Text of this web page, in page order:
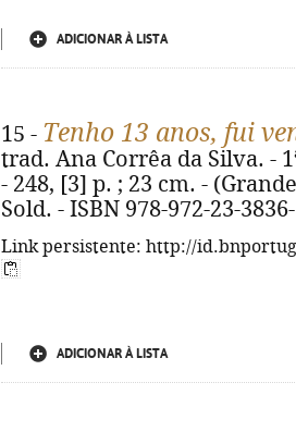
ADICIONAR À LISTA
15 - Tenho 13 anos, fui
trad. Ana Corrêa da Silva. -
- 248, [3] p. ; 23 cm. -
Sold. - ISBN 978-972-23-
Link persistente: http://
ADICIONAR À LISTA